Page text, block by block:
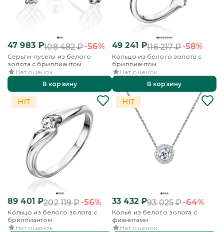
47 983₽108 482₽-56%
Серьги-пусеты из белого
золота с бриллиантом
Нет оценок
В корзину
49 241 ₽116 217₽-58%
Кольцо из белого золота с
бриллиантом
Нет оценок
В корзину
89 401 ₽202 119₽-56%
Кольцо из белого золота с
бриллиантом
Нет оценок
33 432₽93 025₽-64%
Колье из белого золота с
фианитами
Нет оценок